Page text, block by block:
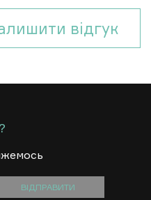
вiдгук